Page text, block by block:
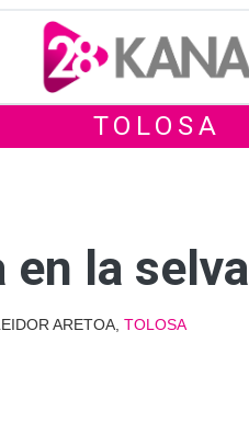
TOLOSA
la selva
ARETOA, TOLOSA